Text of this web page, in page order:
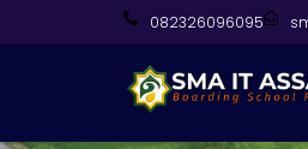
082326096095